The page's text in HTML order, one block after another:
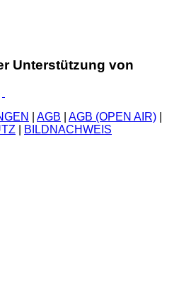
Unterstützung von
AGB AGB (OPEN AIR)
BILDNACHWEIS